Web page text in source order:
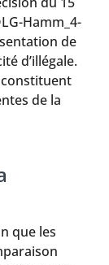
Hamm_4-
de
d’illégale.
de la
que les